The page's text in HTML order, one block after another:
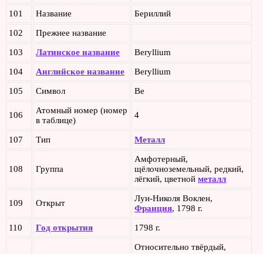
101 Название Бериллий
102 Прежнее название
103 Латинское название Beryllium
104 Английское название Beryllium
105 Символ Be
106
Атомный номер (номер
в таблице)
4
107 Тип Металл
108 Группа
Амфотерный,
щёлочноземельный, редкий,
лёгкий, цветной металл
109 Открыт
Луи-Николя Воклен,
Франция, 1798 г.
110 Год открытия 1798 г.
Относительно твёрдый,